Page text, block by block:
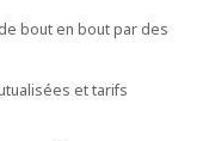
bout en bout par des
et tarifs